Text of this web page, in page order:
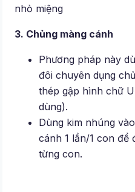
nhỏ miệng
3. Chủng màng cánh
Phương pháp này
đôi chuyên dụng
thép gập hình chữ
dùng).
Dùng kim nhúng
cánh 1 lần/1 con để
từng con.